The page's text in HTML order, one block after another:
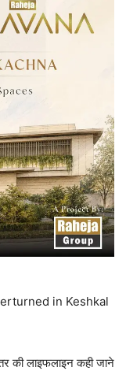
in Keshkal
की लाइफलाइन कही जाने